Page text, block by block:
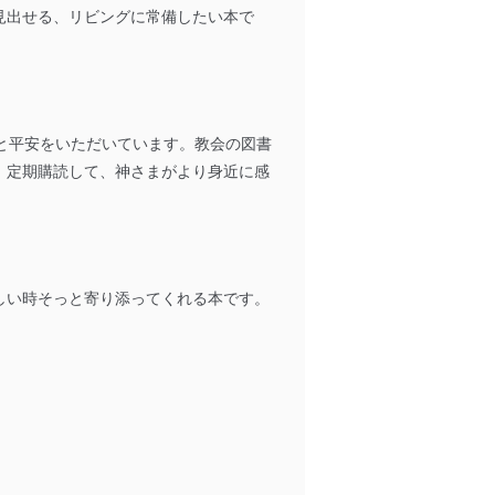
続的に改善し、常に最良
までご連絡ください。
せる、リビングに常備したい本で
安をいただいています。教会の図書
期購読して、神さまがより身近に感
時そっと寄り添ってくれる本です。